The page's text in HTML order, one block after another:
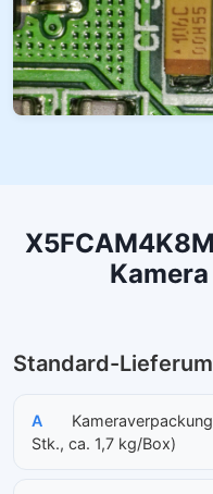
Standard-
A
Stk., ca. 1,7 kg/Box)